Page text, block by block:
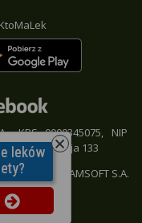
KRS 0000345075, NIP
ul. 1 Maja 133
© KAMSOFT S.A.